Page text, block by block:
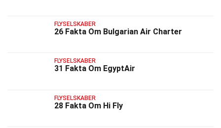
FLYSELSKABER
26 Fakta Om Bulgarian Air Charter
FLYSELSKABER
31 Fakta Om EgyptAir
FLYSELSKABER
28 Fakta Om Hi Fly